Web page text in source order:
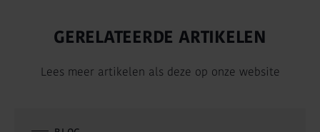
GERELATEERDE ARTIKELEN
Lees meer artikelen als deze op onze website